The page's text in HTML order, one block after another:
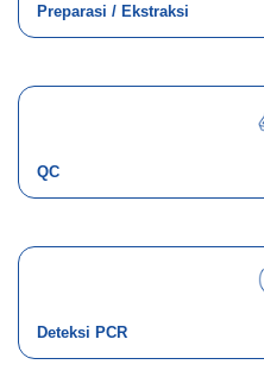
Preparasi / Ekstraksi
QC
Deteksi PCR